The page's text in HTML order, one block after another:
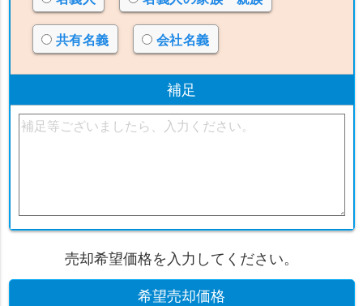
共有名義 会社名義
補足
売却希望価格を入力してください。
希望売却価格